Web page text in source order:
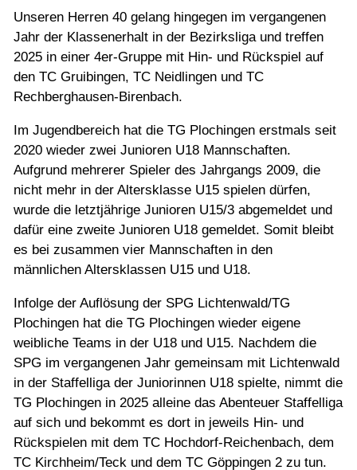
Unseren Herren 40 gelang hingegen im vergangenen
Jahr der Klassenerhalt in der Bezirksliga und treffen
2025 in einer 4er-Gruppe mit Hin- und Rückspiel auf
den TC Gruibingen, TC Neidlingen und TC
Rechberghausen-Birenbach.
Im Jugendbereich hat die TG Plochingen erstmals seit
2020 wieder zwei Junioren U18 Mannschaften.
Aufgrund mehrerer Spieler des Jahrgangs 2009, die
nicht mehr in der Altersklasse U15 spielen dürfen,
wurde die letztjährige Junioren U15/3 abgemeldet und
dafür eine zweite Junioren U18 gemeldet. Somit bleibt
es bei zusammen vier Mannschaften in den
männlichen Altersklassen U15 und U18.
Infolge der Auflösung der SPG Lichtenwald/TG
Plochingen hat die TG Plochingen wieder eigene
weibliche Teams in der U18 und U15. Nachdem die
SPG im vergangenen Jahr gemeinsam mit Lichtenwald
in der Staffelliga der Juniorinnen U18 spielte, nimmt die
TG Plochingen in 2025 alleine das Abenteuer Staffelliga
auf sich und bekommt es dort in jeweils Hin- und
Rückspielen mit dem TC Hochdorf-Reichenbach, dem
TC Kirchheim/Teck und dem TC Göppingen 2 zu tun.